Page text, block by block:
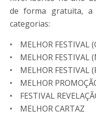
de forma gratuita, a
categorias:
• MELHOR FESTIVAL
• MELHOR FESTIVAL
• MELHOR FESTIVAL
• MELHOR
• FESTIVAL
• MELHOR CARTAZ